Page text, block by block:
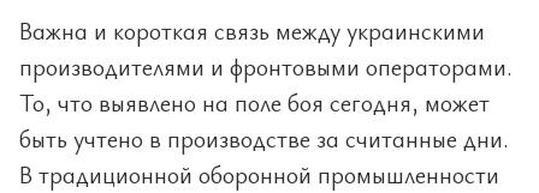
Важна и короткая связь между украинскими
производителями и фронтовыми операторами.
То, что выявлено на поле боя сегодня, может
быть учтено в производстве за считанные дни.
В традиционной оборонной промышленности